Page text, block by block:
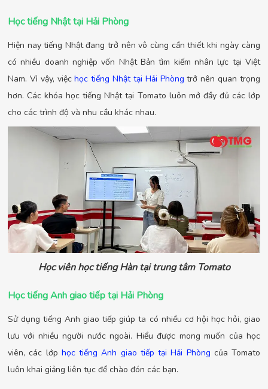
Học tiếng Nhật tại Hải Phòng
Hiện nay tiếng Nhật đang trở nên vô cùng cần thiết khi ngày càng
có nhiều doanh nghiệp vốn Nhật Bản tìm kiếm nhân lực tại Việt
Nam. Vì vậy, việchọc tiếng Nhật tại Hải Phòng trở nên quan trọng
hơn. Các khóa học tiếng Nhật tại Tomato luôn mở đầy đủ các lớp
cho các trình độ và nhu cầu khác nhau.
Học viên học tiếng Hàn tại trung tâm Tomato
Học tiếng Anh giao tiếp tại Hải Phòng
Sử dụng tiếng Anh giao tiếp giúp ta có nhiều cơ hội học hỏi, giao
lưu với nhiều người nước ngoài. Hiểu được mong muốn của học
viên, các lớp học tiếng Anh giao tiếp tại Hải Phòng của Tomato
luôn khai giảng liên tục để chào đón các bạn.